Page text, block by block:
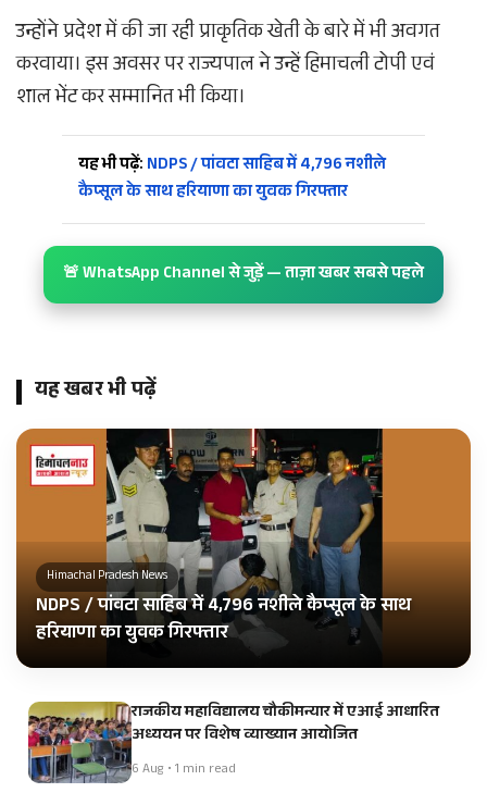
उन्होंने प्रदेश में की जा रही प्राकृतिक खेती के बारे में भी अवगत
करवाया। इस अवसर पर राज्यपाल ने उन्हें हिमाचली टोपी एवं
शाल भेंट कर सम्मानित भी किया।
यह भी पढ़ें: NDPS / पांवटा साहिब में 4,796 नशीले
कैप्सूल के साथ हरियाणा का युवक गिरफ्तार
🚨 WhatsApp Channel से जुड़ें — ताज़ा खबर सबसे पहले
यह खबर भी पढ़ें
Himachal Pradesh News
NDPS / पांवटा साहिब में 4,796 नशीले कैप्सूल के साथ
हरियाणा का युवक गिरफ्तार
राजकीय महाविद्यालय चौकीमन्यार में एआई आधारित
अध्ययन पर विशेष व्याख्यान आयोजित
6 Aug • 1 min read